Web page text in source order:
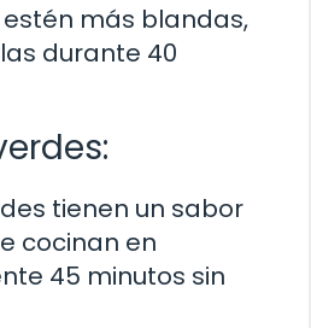
más blandas,
durante 40
tienen un sabor
cocinan en
45 minutos sin